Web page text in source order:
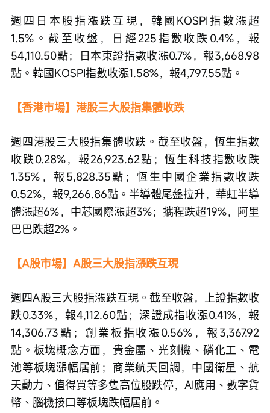
週四日本股指漲跌互現，韓國KOSPI指數漲超
1.5%。截至收盤，日經225指數收跌0.4%，報
54,110.50點；日本東證指數收漲0.7%，報3,668.98
點。韓國KOSPI指數收漲1.58%，報4,797.55點。
【香港市場】港股三大股指集體收跌
週四港股三大股指集體收跌。截至收盤，恆生指數
收跌0.28%，報26,923.62點；恆生科技指數收跌
1.35%，報5,828.35點；恆生中國企業指數收跌
0.52%，報9,266.86點。半導體尾盤拉升，華虹半導
體漲超6%，中芯國際漲超3%；攜程跌超19%，阿里
巴巴跌超2%。
【A股市場】A股三大股指漲跌互現
週四A股三大股指漲跌互現。截至收盤，上證指數收
跌0.33%，報4,112.60點；深證成指收漲0.41%，報
14,306.73點；創業板指收漲0.56%，報3,367.92
點。板塊概念方面，貴金屬、光刻機、磷化工、電
池等板塊漲幅居前；商業航天回調，中國衛星、航
天動力、值得買等多隻高位股跌停，AI應用、數字貨
幣、腦機接口等板塊跌幅居前。